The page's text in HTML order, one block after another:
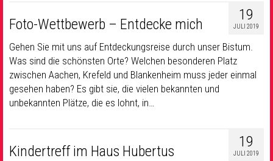
19
JULI 2019
Foto-Wettbewerb – Entdecke mich
Gehen Sie mit uns auf Entdeckungsreise durch unser Bistum.
Was sind die schönsten Orte? Welchen besonderen Platz
zwischen Aachen, Krefeld und Blankenheim muss jeder einmal
gesehen haben? Es gibt sie, die vielen bekannten und
unbekannten Plätze, die es lohnt, in…
19
JULI 2019
Kindertreff im Haus Hubertus